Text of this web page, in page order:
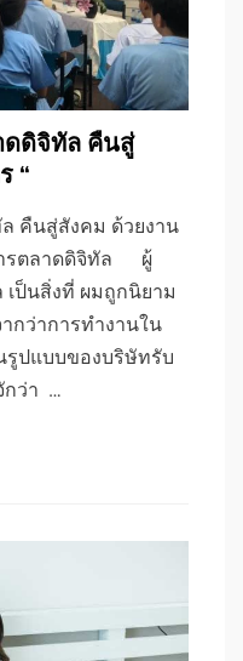
ดดิจิทัล คืนสู่
“
คืนสู่สังคม ด้วยงาน
ารตลาดดิจิทัล ผู้
ป็นสิ่งที่ ผมถูกนิยาม
กว่าการทำงานใน
รูปแบบของบริษัทรับ
กว่า …